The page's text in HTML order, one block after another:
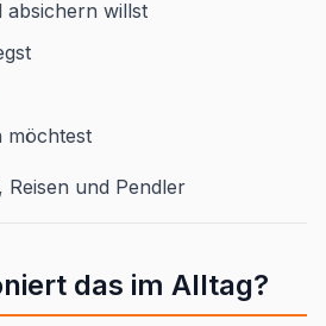
absichern willst
möchtest
und Pendler
das im Alltag?